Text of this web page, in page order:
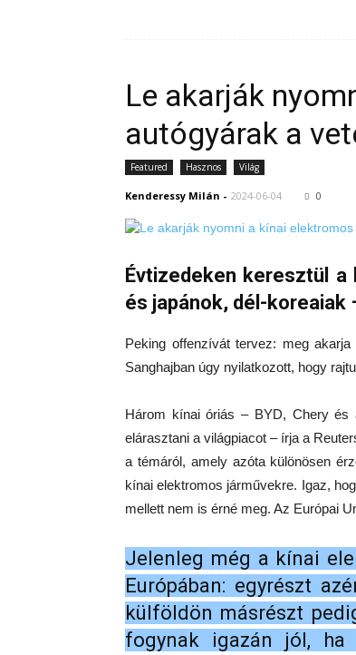
Le akarják
autógyárak a
Featured Hasznos Világ
Kenderessy Milán - 2024-06-04 0
Évtizedeken keresztül
és japánok, dél-koreaiak
Peking offenzívát tervez: meg
Sanghajban úgy nyilatkozott, hogy
Három kínai óriás – BYD, Chery és
elárasztani a világpiacot – írja a
a témáról, amely azóta különösen
kínai elektromos járművekre. Igaz,
mellett nem is érné meg. Az Európai
Jelenleg még a kínai
Európában: egyrészt
külföldön másrészt
fogynak igazán jól, ha